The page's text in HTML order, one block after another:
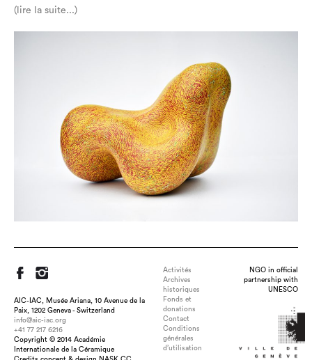
(lire la suite...)
AIC-IAC, Musée Ariana, 10 Avenue de la
Paix, 1202 Geneva - Switzerland
info@aic-iac.org
+41 77 217 6216
Copyright © 2014 Académie
Internationale de la Céramique
Activités
Archives
historiques
Fonds et
donations
Contact
Conditions
générales
d’utilisation
NGO in official
partnership with
UNESCO